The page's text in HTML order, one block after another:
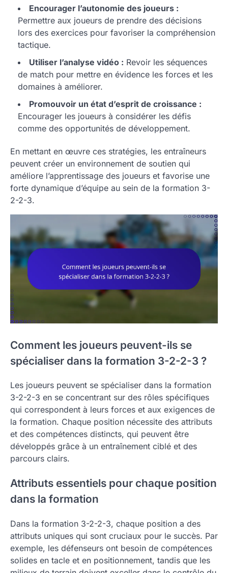
Encourager l’autonomie des joueurs :
Permettre aux joueurs de prendre des décisions
lors des exercices pour favoriser la compréhension
tactique.
Utiliser l’analyse vidéo : Revoir les séquences
de match pour mettre en évidence les forces et les
domaines à améliorer.
Promouvoir un état d’esprit de croissance :
Encourager les joueurs à considérer les défis
comme des opportunités de développement.
En mettant en œuvre ces stratégies, les entraîneurs
peuvent créer un environnement de soutien qui
améliore l’apprentissage des joueurs et favorise une
forte dynamique d’équipe au sein de la formation 3-
2-2-3.
Comment les joueurs peuvent-ils se
spécialiser dans la formation 3-2-2-3 ?
Les joueurs peuvent se spécialiser dans la formation
3-2-2-3 en se concentrant sur des rôles spécifiques
qui correspondent à leurs forces et aux exigences de
la formation. Chaque position nécessite des attributs
et des compétences distincts, qui peuvent être
développés grâce à un entraînement ciblé et des
parcours clairs.
Attributs essentiels pour chaque position
dans la formation
Dans la formation 3-2-2-3, chaque position a des
attributs uniques qui sont cruciaux pour le succès. Par
exemple, les défenseurs ont besoin de compétences
solides en tacle et en positionnement, tandis que les